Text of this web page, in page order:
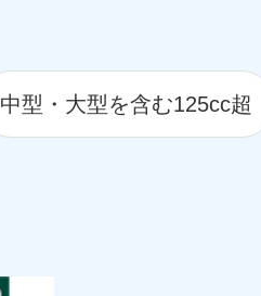
中型・大型を含む125cc超